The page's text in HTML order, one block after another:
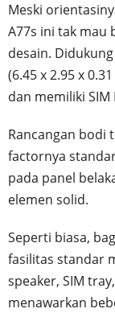
Meski
A77s ini tak mau
desain.
(6.45 x 2.95 x
dan memiliki SIM
Rancangan
factornya
pada panel
elemen solid.
Seperti biasa,
fasilitas standar
speaker, SIM
menawarkan